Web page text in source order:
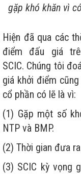
gặp khó khăn vì
Hiện đã qua các
điểm đấu giá
SCIC. Chúng tôi
giá khởi điểm
cổ phần có lẽ là vì:
(1) Gặp một số
NTP và BMP.
(2) Thời gian đưa
(3) SCIC kỳ vọng